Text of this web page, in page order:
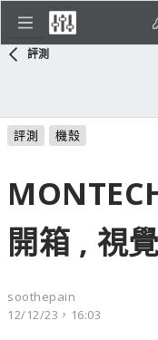
評測
評測 機殼
開箱 , 視
soothepain
12/12/23，16:03